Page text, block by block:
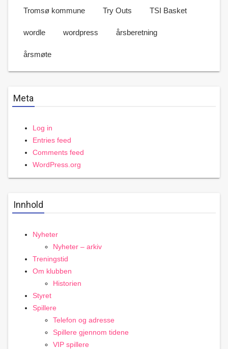
Tromsø kommune Try Outs TSI Basket
wordle wordpress årsberetning
årsmøte
Meta
Log in
Entries feed
Comments feed
WordPress.org
Innhold
Nyheter
Nyheter – arkiv
Treningstid
Om klubben
Historien
Styret
Spillere
Telefon og adresse
Spillere gjennom tidene
VIP spillere